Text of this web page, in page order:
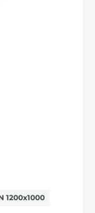
1200x1000